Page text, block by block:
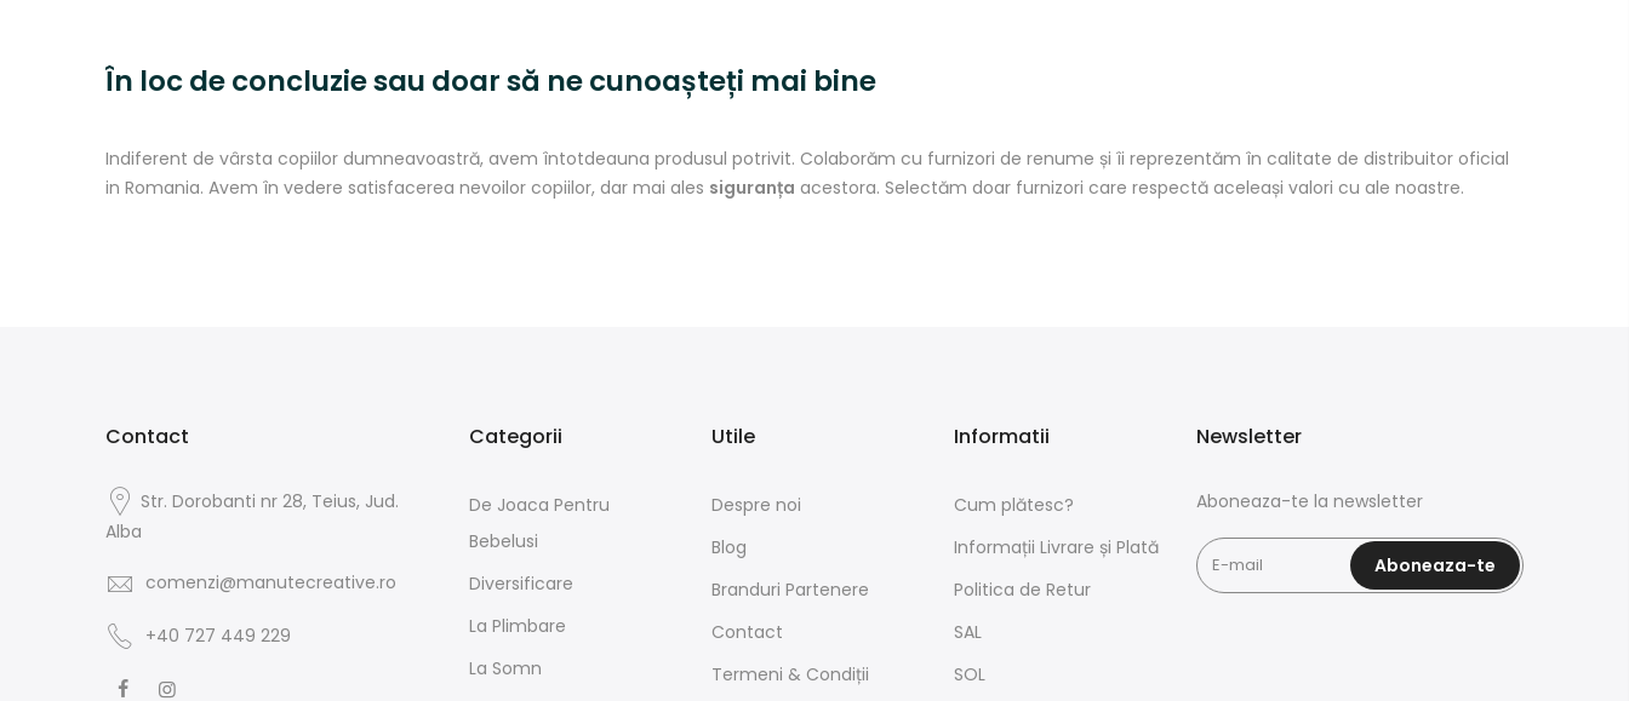
În loc de concluzie sau doarsă necunoașteți mai bine
Indiferent de vârsta copiilor dumneavoastră, avem întotdeauna produsul potrivit. Colaborăm cu furnizori de renume și îi reprezentăm în calitate de distribuitor oficial
in Romania. Avem în vedere satisfacerea nevoilor copiilor, dar mai ales siguranța acestora. Selectăm doar furnizori care respectă aceleași valori cu ale noastre.
Contact
Str. Dorobanti nr 28, Teius, Jud.
Alba
comenzi@manutecreative.ro
+40 727 449 229
Categorii
De Joaca Pentru
Bebelusi
Diversificare
La Plimbare
La Somn
Utile
Despre noi
Blog
Branduri Partenere
Contact
Termeni & Condiții
Informatii
Cum plătesc?
Informații Livrare și Plată
Politica de Retur
SAL
SOL
Newsletter
Aboneaza-te la newsletter
Aboneaza-te